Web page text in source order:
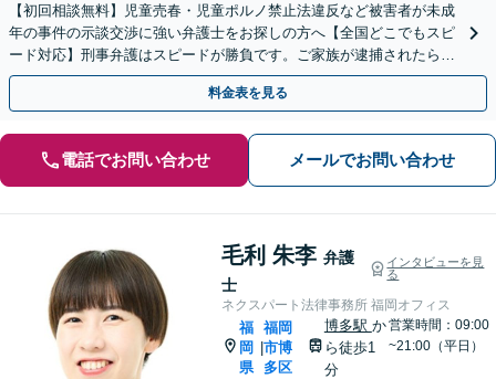
【初回相談無料】児童売春・児童ポルノ禁止法違反など被害者が未成
年の事件の示談交渉に強い弁護士をお探しの方へ【全国どこでもスピ
ード対応】刑事弁護はスピードが勝負です。ご家族が逮捕されたら一
刻も早くご相談ください【24時間365日相談受付】
料金表を見る
電話でお問い合わせ メールでお問い合わせ
毛利 朱李 弁護
士
インタビューを見
る
ネクスパート法律事務所 福岡オフィス
福
岡
県
|
福岡
市博
多区
博多駅 か
ら徒歩1
分
営業時間：09:00
~21:00（平日）